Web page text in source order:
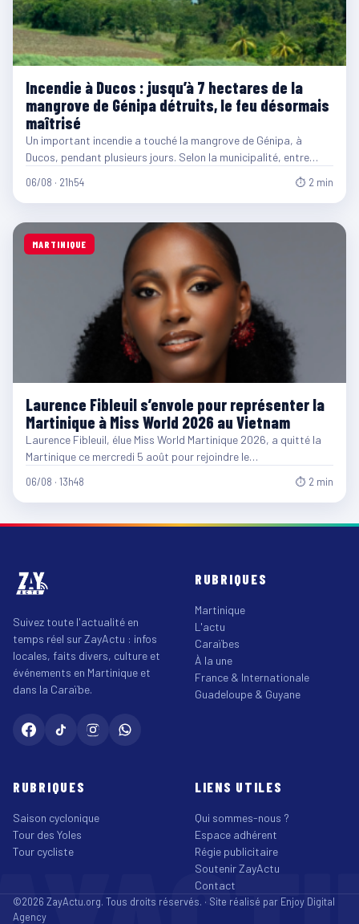
Incendie à Ducos : jusqu’à 7 hectares de la
mangrove de Génipa détruits, le feu désormais
maîtrisé
Un important incendie a touché la mangrove de Génipa, à
Ducos, pendant plusieurs jours. Selon la municipalité, entre…
06/08 · 21h54 ⏱ 2 min
MARTINIQUE
Laurence Fibleuil s’envole pour représenter la
Martinique à Miss World 2026 au Vietnam
Laurence Fibleuil, élue Miss World Martinique 2026, a quitté la
Martinique ce mercredi 5 août pour rejoindre le…
06/08 · 13h48 ⏱ 2 min
Suivez toute l'actualité en
temps réel sur ZayActu : infos
locales, faits divers, culture et
événements en Martinique et
dans la Caraïbe.
RUBRIQUES
Martinique
L'actu
Caraïbes
À la une
France & Internationale
Guadeloupe & Guyane
RUBRIQUES
Saison cyclonique
Tour des Yoles
Tour cycliste
LIENS UTILES
Qui sommes-nous ?
Espace adhérent
Régie publicitaire
Soutenir ZayActu
Contact
©2026 ZayActu.org. Tous droits réservés. · Site réalisé par Enjoy Digital
Agency